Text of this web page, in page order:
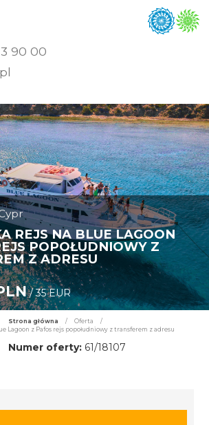
90 00
REJS NA BLUE LAGOON
POPOŁUDNIOWY Z
Z ADRESU
/ 35 EUR
Strona główna / Oferta
/
Lagoon z Pafos rejs popołudniowy z transferem z adresu
Numer oferty:61/18107